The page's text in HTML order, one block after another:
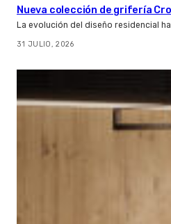
Nueva colección de grifería
La evolución del diseño residencial
31 JULIO, 2026